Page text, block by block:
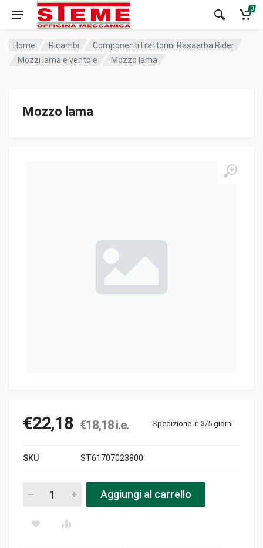
0
Home Ricambi
ComponentiTrattorini Rasaerba Rider
Mozzi lama e ventole
Mozzo lama
Mozzo lama
€22,18 €18,18i.e. Spedizione in 3/5 giorni
SKU ST61707023800
Aggiungi al carrello